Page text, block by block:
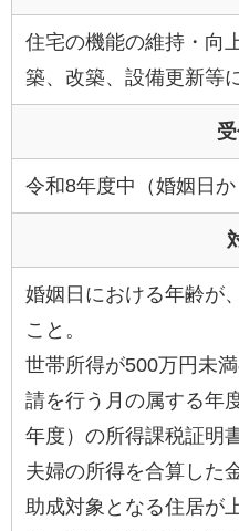
住宅の機能の維持・向
築、改築、設備更新等
令和8年度中（婚姻日か
婚姻日における年齢が
こと。
世帯所得が500万円
請を行う月の属する年
年度）の所得課税証明
夫婦の所得を合算した
助成対象となる住居が